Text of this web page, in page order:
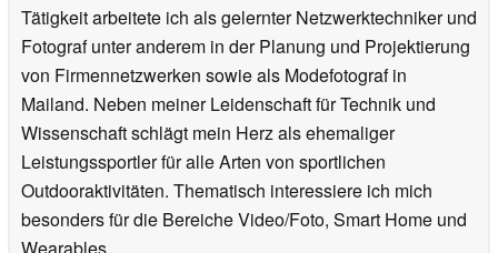
Tätigkeit arbeitete ich als gelernter Netzwerktechniker und
Fotograf unter anderem in der Planung und Projektierung
von Firmennetzwerken sowie als Modefotograf in
Mailand. Neben meiner Leidenschaft für Technik und
Wissenschaft schlägt mein Herz als ehemaliger
Leistungssportler für alle Arten von sportlichen
Outdooraktivitäten. Thematisch interessiere ich mich
besonders für die Bereiche Video/Foto, Smart Home und
Wearables.